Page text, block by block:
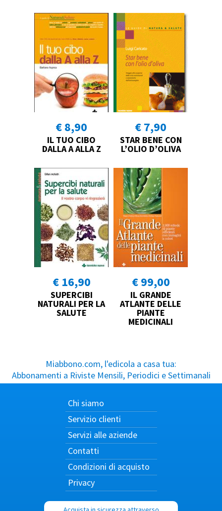
€ 8,90
IL TUO CIBO
DALLA A ALLA Z
€ 7,90
STAR BENE CON
L’OLIO D’OLIVA
€ 16,90
SUPERCIBI
NATURALI PER LA
SALUTE
€ 99,00
IL GRANDE
ATLANTE DELLE
PIANTE
MEDICINALI
Miabbono.com, l'edicola a casa tua:
Abbonamenti a Riviste Mensili, Periodici e Settimanali
Chi siamo
Servizio clienti
Servizi alle aziende
Contatti
Condizioni di acquisto
Privacy